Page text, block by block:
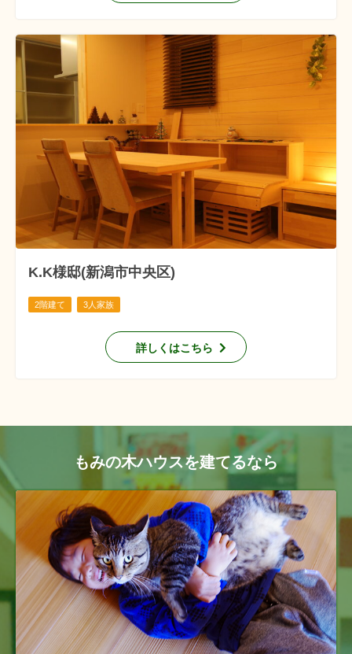
K.K様邸(新潟市中央区)
2階建て 3人家族
詳しくはこちら
もみの木ハウスを建てるなら